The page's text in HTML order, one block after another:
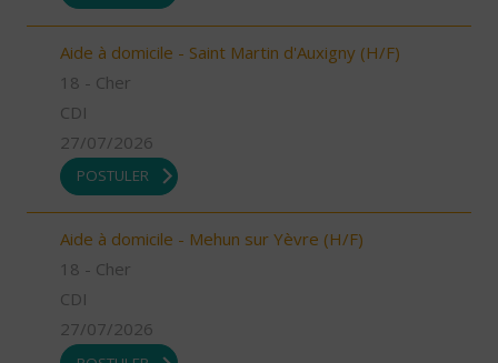
Aide à domicile - Saint Martin d'Auxigny (H/F)
18 - Cher
CDI
27/07/2026
POSTULER
Aide à domicile - Mehun sur Yèvre (H/F)
18 - Cher
CDI
27/07/2026